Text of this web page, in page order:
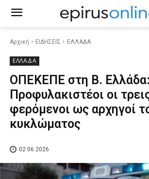
Αρχική ΕΙΔΗΣΕΙΣ ΕΛΛΑΔΑ
ΕΛΛΑΔΑ
ΟΠΕΚΕΠΕ στη Β. Ελλάδα:
Προφυλακιστέοι οι
φερόμενοι ως αρχηγοί
κυκλώματος
02.06.2026